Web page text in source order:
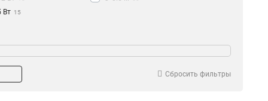
Вт 15
124 да 32
Сбросить фильтры